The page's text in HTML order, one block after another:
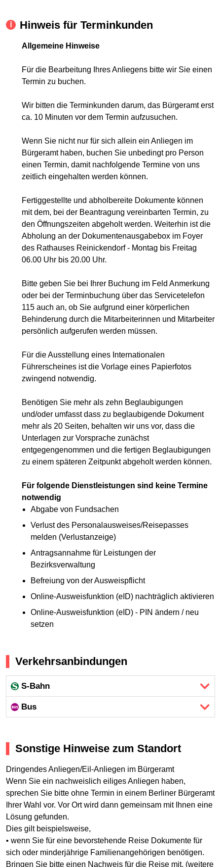
Hinweis für Terminkunden
Allgemeine Hinweise
Für die Bearbeitung Ihres Anliegens bitte wir Sie einen
Termin zu buchen.
Wir bitten die Terminkunden darum, das Bürgeramt erst
ca. 10 Minuten vor dem Termin aufzusuchen.
Wenn Sie nicht nur für sich allein ein Anliegen im
Bürgeramt haben, buchen Sie unbedingt pro Person
einen Termin, damit nachfolgende Termine von uns
zeitlich eingehalten werden können.
Fertiggestellte und abholbereite Dokumente können
mit dem, bei der Beantragung vereinbarten Termin, zu
den Öffnungszeiten abgeholt werden. Weiterhin ist die
Abholung an der Dokumentenausgabebox im Foyer
des Rathauses Reinickendorf - Montag bis Freitag
06.00 Uhr bis 20.00 Uhr.
Bitte geben Sie bei Ihrer Buchung im Feld Anmerkung
oder bei der Terminbuchung über das Servicetelefon
115 auch an, ob Sie aufgrund einer körperlichen
Behinderung durch die Mitarbeiterinnen und Mitarbeiter
persönlich aufgerufen werden müssen.
Für die Ausstellung eines Internationalen
Führerscheines ist die Vorlage eines Papierfotos
zwingend notwendig.
Benötigen Sie mehr als zehn Beglaubigungen
und/oder umfasst dass zu beglaubigende Dokument
mehr als 20 Seiten, behalten wir uns vor, dass die
Unterlagen zur Vorsprache zunächst
entgegengenommen und die fertigen Beglaubigungen
zu einem späteren Zeitpunkt abgeholt werden können.
Für folgende Dienstleistungen sind keine Termine
notwendig
Abgabe von Fundsachen
Verlust des Personalausweises/Reisepasses
melden (Verlustanzeige)
Antragsannahme für Leistungen der
Bezirksverwaltung
Befreiung von der Ausweispflicht
Online-Ausweisfunktion (eID) nachträglich aktivieren
Online-Ausweisfunktion (eID) - PIN ändern / neu
setzen
Verkehrsanbindungen
S-Bahn
Bus
Sonstige Hinweise zum Standort
Dringendes Anliegen/Eil-Anliegen im Bürgeramt
Wenn Sie ein nachweislich eiliges Anliegen haben,
sprechen Sie bitte ohne Termin in einem Berliner Bürgeramt
Ihrer Wahl vor. Vor Ort wird dann gemeinsam mit Ihnen eine
Lösung gefunden.
Dies gilt beispielsweise,
• wenn Sie für eine bevorstehende Reise Dokumente für
sich oder minderjährige Familienangehörigen benötigen.
Bringen Sie bitte einen Nachweis für die Reise mit. (weitere